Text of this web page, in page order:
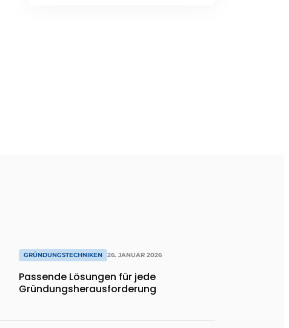
GRÜNDUNGSTECHNIKEN 26. JANUAR 2026
Passende Lösungen für jede
Gründungsherausforderung